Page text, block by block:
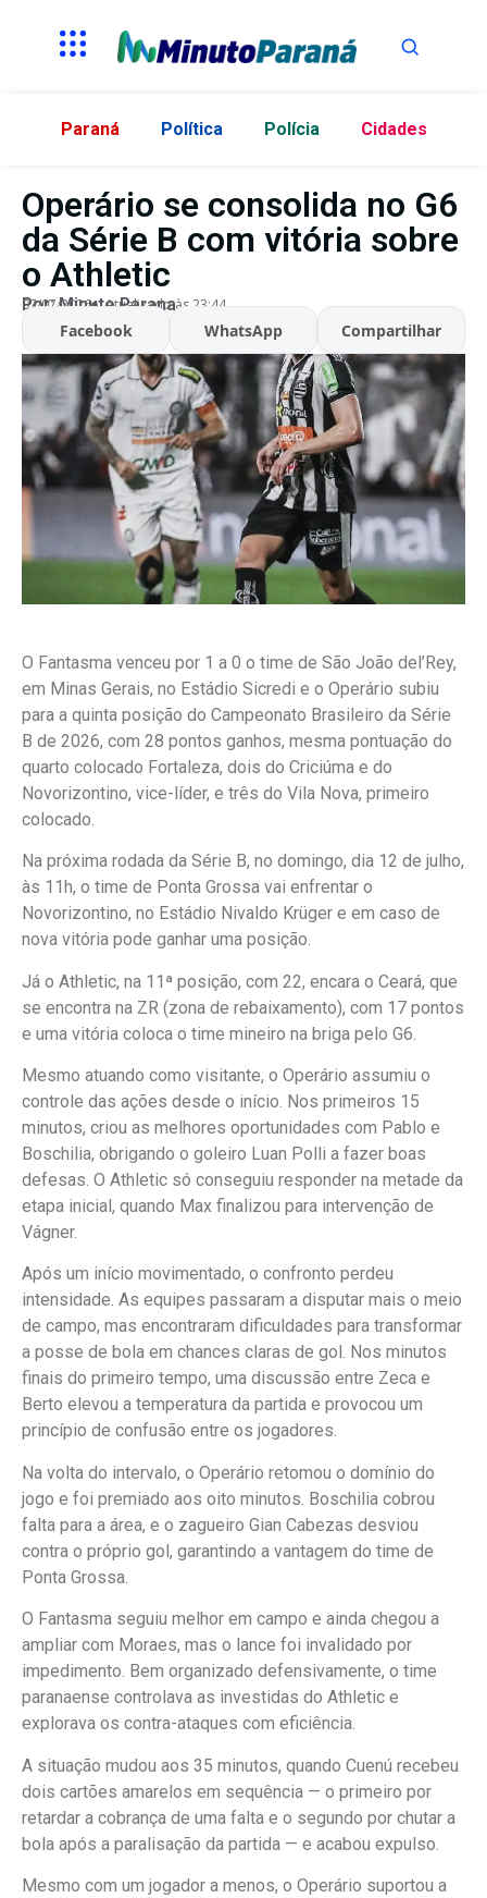
Paraná Política Polícia Cidades
Operário se consolida no G6
da Série B com vitória sobre
o Athletic
Por:Minuto Parana
07/07/2026 Atualizado às 23:44
Facebook WhatsApp Compartilhar
O Fantasma venceu por 1 a 0 o time de São João del’Rey,
em Minas Gerais, no Estádio Sicredi e o Operário subiu
para a quinta posição do Campeonato Brasileiro da Série
B de 2026, com 28 pontos ganhos, mesma pontuação do
quarto colocado Fortaleza, dois do Criciúma e do
Novorizontino, vice-líder, e três do Vila Nova, primeiro
colocado.
Na próxima rodada da Série B, no domingo, dia 12 de julho,
às 11h, o time de Ponta Grossa vai enfrentar o
Novorizontino, no Estádio Nivaldo Krüger e em caso de
nova vitória pode ganhar uma posição.
Já o Athletic, na 11ª posição, com 22, encara o Ceará, que
se encontra na ZR (zona de rebaixamento), com 17 pontos
e uma vitória coloca o time mineiro na briga pelo G6.
Mesmo atuando como visitante, o Operário assumiu o
controle das ações desde o início. Nos primeiros 15
minutos, criou as melhores oportunidades com Pablo e
Boschilia, obrigando o goleiro Luan Polli a fazer boas
defesas. O Athletic só conseguiu responder na metade da
etapa inicial, quando Max finalizou para intervenção de
Vágner.
Após um início movimentado, o confronto perdeu
intensidade. As equipes passaram a disputar mais o meio
de campo, mas encontraram dificuldades para transformar
a posse de bola em chances claras de gol. Nos minutos
finais do primeiro tempo, uma discussão entre Zeca e
Berto elevou a temperatura da partida e provocou um
princípio de confusão entre os jogadores.
Na volta do intervalo, o Operário retomou o domínio do
jogo e foi premiado aos oito minutos. Boschilia cobrou
falta para a área, e o zagueiro Gian Cabezas desviou
contra o próprio gol, garantindo a vantagem do time de
Ponta Grossa.
O Fantasma seguiu melhor em campo e ainda chegou a
ampliar com Moraes, mas o lance foi invalidado por
impedimento. Bem organizado defensivamente, o time
paranaense controlava as investidas do Athletic e
explorava os contra-ataques com eficiência.
A situação mudou aos 35 minutos, quando Cuenú recebeu
dois cartões amarelos em sequência — o primeiro por
retardar a cobrança de uma falta e o segundo por chutar a
bola após a paralisação da partida — e acabou expulso.
Mesmo com um jogador a menos, o Operário suportou a